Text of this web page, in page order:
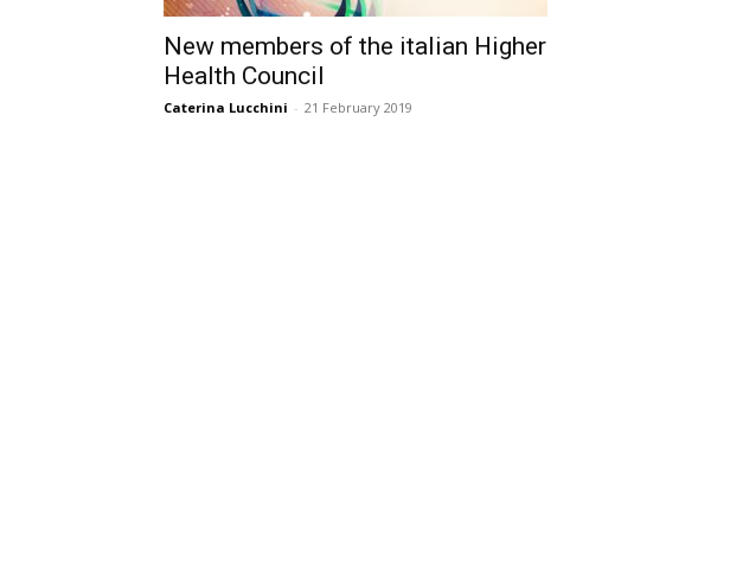
New members of the italian Higher
Health Council
Caterina Lucchini - 21 February 2019